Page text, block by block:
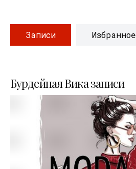
Записи Избранное
Бурдейная Вика записи